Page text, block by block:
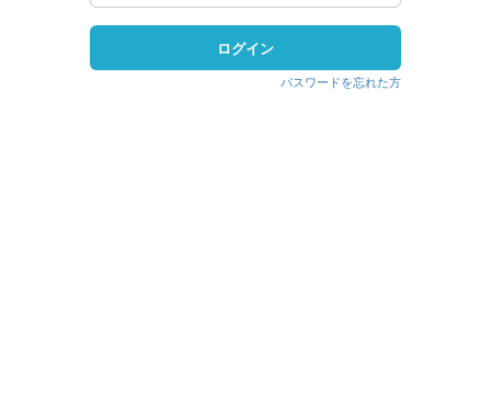
ログイン
パスワードを忘れた方